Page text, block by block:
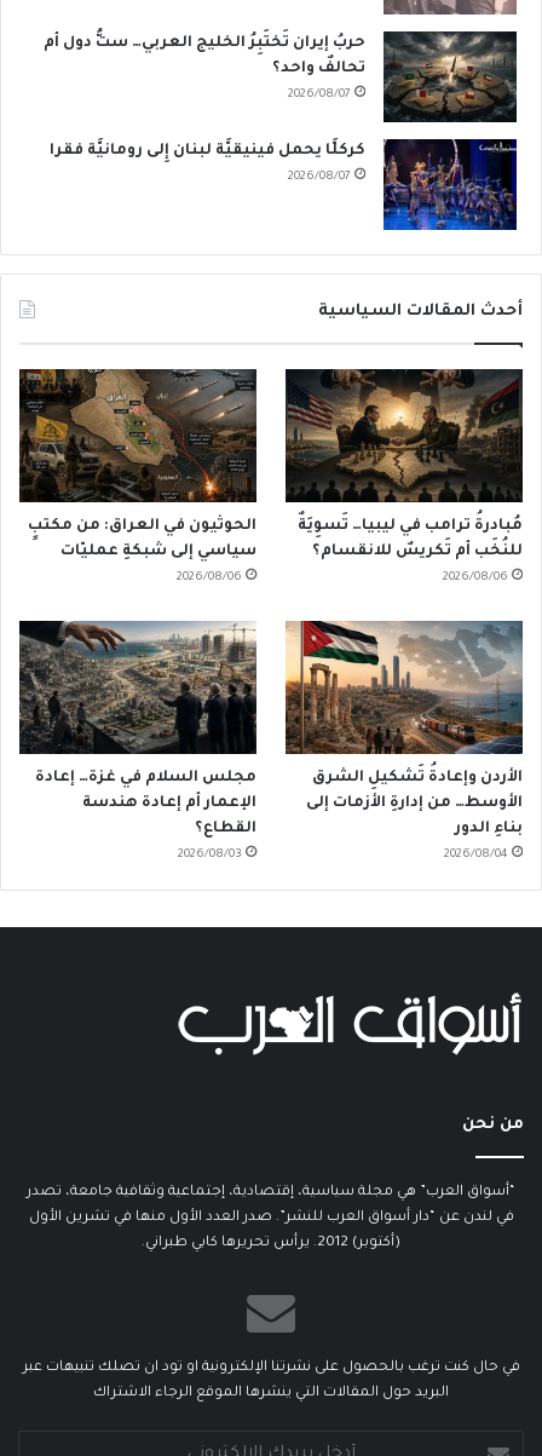
حربُ إيران تَختَبِرُ الخليج العربي… ستُّ دول أم
تحالفٌ واحد؟
2026/08/07
كركلَّا يحمل فينيقيَّة لبنان إِلى رومانيَّة فقرا
2026/08/07
أحدث المقالات السياسية
مُبادرةُ ترامب في ليبيا… تَسوِيَةٌ
للنُخَب أم تَكريسٌ للانقسام؟
2026/08/06
الحوثيون في العراق: من مكتبٍ
سياسي إلى شبكةِ عمليّات
2026/08/06
الأردن وإعادةُ تَشكيلِ الشرق
الأوسط… من إدارةِ الأزمات إلى
بناءِ الدور
2026/08/04
مجلس السلام في غزة… إعادة
الإعمار أم إعادة هندسة
القطاع؟
2026/08/03
من نحن
“أسواق العرب” هي مجلة سياسية، إقتصادية، إجتماعية وثقافية جامعة، تصدر
في لندن عن “دار أسواق العرب للنشر”. صدر العدد الأول منها في تشرين الأول
(أكتوبر) 2012. يرأس تحريرها كابي طبراني.
في حال كنت ترغب بالحصول على نشرتنا الإلكترونية او تود ان تصلك تنبيهات عبر
البريد حول المقالات التي ينشرها الموقع الرجاء الاشتراك